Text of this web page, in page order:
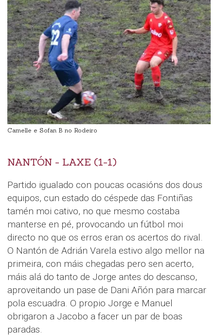
Camelle e Sofan B no Rodeiro
NANTÓN - LAXE (1-1)
Partido igualado con poucas ocasións dos dous
equipos, cun estado do céspede das Fontiñas
tamén moi cativo, no que mesmo costaba
manterse en pé, provocando un fútbol moi
directo no que os erros eran os acertos do rival.
O Nantón de Adrián Varela estivo algo mellor na
primeira, con máis chegadas pero sen acerto,
máis alá do tanto de Jorge antes do descanso,
aproveitando un pase de Dani Añón para marcar
pola escuadra. O propio Jorge e Manuel
obrigaron a Jacobo a facer un par de boas
paradas.